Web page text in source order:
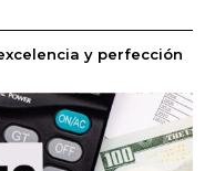
y perfección